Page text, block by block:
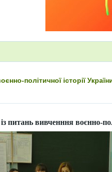
політичної історії
питань вивченння воєнно-